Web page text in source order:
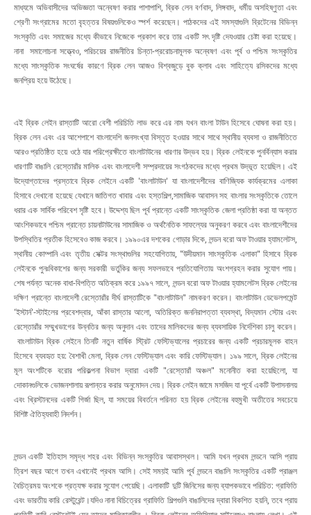
মাধ্যমে অভিবাসীদের অভিজ্ঞতা অন্বেষণ করার পাশাপাশি, ব্রিক লেন বর্ণবাদ, লিঙ্গবাদ, ধর্মীয় অসহিষ্ণুতা এবং
শ্রেণী সংগ্রামের মতো বৃহত্তর বিষয়গুলিকেও স্পর্শ করেছেন। পাঠকদের এই সমস্যাগুলি ব্রিটেনের বিভিন্ন
সংস্কৃতি এবং সমাজের মধ্যে কীভাবে নিজেকে প্রকাশ করে তার একটি সৎ দৃষ্টি দেযওয়ার চেষ্টা করা হয়েছে।
নানা সমালোচনা সত্ত্বেও, পরিচয়ের রাজনীতির চিন্তা-প্ররোচনামূলক অন্বেষণ এবং পূর্ব ও পশ্চিম সংস্কৃতির
মধ্যে সাংস্কৃতিক সংঘর্ষের কারণে ব্রিক লেন আজও বিশ্বজুড়ে বুক ক্লাব এবং সাহিত্যে রসিকদের মধ্যে
জনপ্রিয় হয়ে উঠেছে।
এই ব্রিক লেইন রাস্তাটি আরো বেশী পরিচিতি লাভ করে এর নাম যখন বাংলা টাউন হিসেবে ঘোষনা করা হয়।
ব্রিক লেন এবং এর আশেপাশে বাংলাদেশি জনসংখ্যা বিস্তৃত হওয়ার সাথে সাথে স্থানীয় ব্যবসা ও রাজনীতিতে
আরও প্রতিষ্ঠিত হয়ে ওঠে যার পরিপ্রেক্ষীতে বাংলাটাউনের ধারণার উদ্ভব হয়। ব্রিক লেইনকে পুনর্বিন্যাস করার
ধারণাটি বাঙালি রেস্তোরাঁর মালিক এবং বাংলাদেশী সম্প্রদায়ের সংগঠকদের মধ্যে প্রথম উদ্ভূত হয়েছিল। এই
উদ্যোগ্তাদের প্রস্তাবে ব্রিক লেইনে একটি 'বাংলাটাউন' যা বাংলাদেশীদের বাণিজ্যিক কার্যক্রমের এলাকা
হিসাবে দেখানো হয়েছে যেখানে জাতিগত খাবার এবং হস্তশিল্প,সামাজিক আবাসন সহ বাংলার সংস্কৃতিকে তোলে
ধরার এক সার্বিক পরিবেশ সৃষ্টি হবে। উদ্দেশ্য ছিল পূর্ব প্রান্তে একটি সাংস্কৃতিক জেলা প্রতিষ্ঠা করা যা অন্তত
আংশিকভাবে পশ্চিম প্রান্তে চায়নাটাউনের সামাজিক ও অর্থনৈতিক সাফল্যের অনুকরণ করবে এবং বাংলাদেশীদের
উপস্থিতির প্রতীক হিসেবেও কাজ করবে। ১৯৯০এর দশকের গোড়ার দিকে, লন্ডন বরো অফ টাওয়ার হ্যামলেটস,
স্থানীয় কোম্পানি এবং তৃতীয় সেক্টর সংস্থাগুলির সহযোগিতায়, "উদীয়মান সাংস্কৃতিক এলাকা" হিসাবে ব্রিক
লেইনকে পুনঃবিকাশের জন্য সরকারী ভর্তুকির জন্য সফলভাবে প্রতিযোগিতায় অংশগ্রহন করার সুযোগ পায়।
শেষ পর্যন্ত অনেক বাধা-বিপত্তি অতিক্রম করে ১৯৯৭ সালে, লন্ডন বরো অফ টাওয়ার হ্যামলেটস ব্রিক লেইনের
দক্ষিণ প্রান্তে বাংলাদেশী রেস্তোরাঁর দীর্ঘ রাস্তাটিকে "বাংলাটাউন" নামকরণ করেন। বাংলাটাউন ডেভেলপমেন্ট
'ইস্টার্ন'-স্টাইলের প্রবেশদ্বার, আঁকা রাস্তার আলো, অতিরিক্ত জননিরাপত্তা ব্যবস্থা, বিদ্যমান স্টোর এবং
রেস্তোরাঁর সম্মুখভাগের উন্নতির জন্য অনুদান এবং তাদের মালিকদের জন্য ব্যবসায়িক নির্দেশিকা চালু করেন।
বাংলাটাউন ব্রিক লেইনে তিনটি নতুন বার্ষিক স্ট্রিট ফেস্টিভ্যালের প্রচারের জন্য একটি প্রচারমূলক বাহন
হিসেবে ব্যবহৃত হয়: বৈশাখী মেলা, ব্রিক লেন ফেস্টিভ্যাল এবং কারি ফেস্টিভ্যাল। ১৯৯ সালে, ব্রিক লেইনের
মূল অংশটিকে বরোর পরিকল্পনা বিভাগ দ্বারা একটি "রেস্তোরাঁ অঞ্চল" মনোনীত করা হয়েছিলো, যা
দোকানগুলিকে ভোজনশালায় রূপান্তর করার অনুমোদন দেয়। ব্রিক লেইন জামে মসজিদ যা পূর্বে একটি উপাসনালয়
এবং খ্রিস্টানদের একটি গির্জা ছিল, যা সময়ের বিবর্তনে পরিনত হয় ব্রিক লেইনের বহুমুখী অতীতের সবচেয়ে
বিশিষ্ট ঐতিহ্যবাহী নিদর্শন।
লন্ডন একটি ইতিহাস সমৃদ্ধ শহর এবং বিভিন্ন সংস্কৃতির আবাসস্থল। আমি যখন প্রথম লন্ডনে আসি প্রায়
ত্রিশ বছর আগে তখন এখানেই প্রথম আসি। সেই সময়ই আমি পূর্ব লন্ডনে বাঙালি সংস্কৃতির একটি প্রাঞ্জল
বৈচিত্রময় অংশকে প্রত্যক্ষ করার সুযোগ পেয়েছি। এলাকাটি দুটি জিনিসের জন্য ব্যাপকভাবে পরিচিত: গ্রাফিতি
এবং ভারতীয় কারি রেস্টুরেন্ট।যদিও নানা বিচিত্রের গ্রাফিতি শিল্পগুলি বাঙালিদের দ্বারা বিকশিত হয়নি, তবে প্রায়